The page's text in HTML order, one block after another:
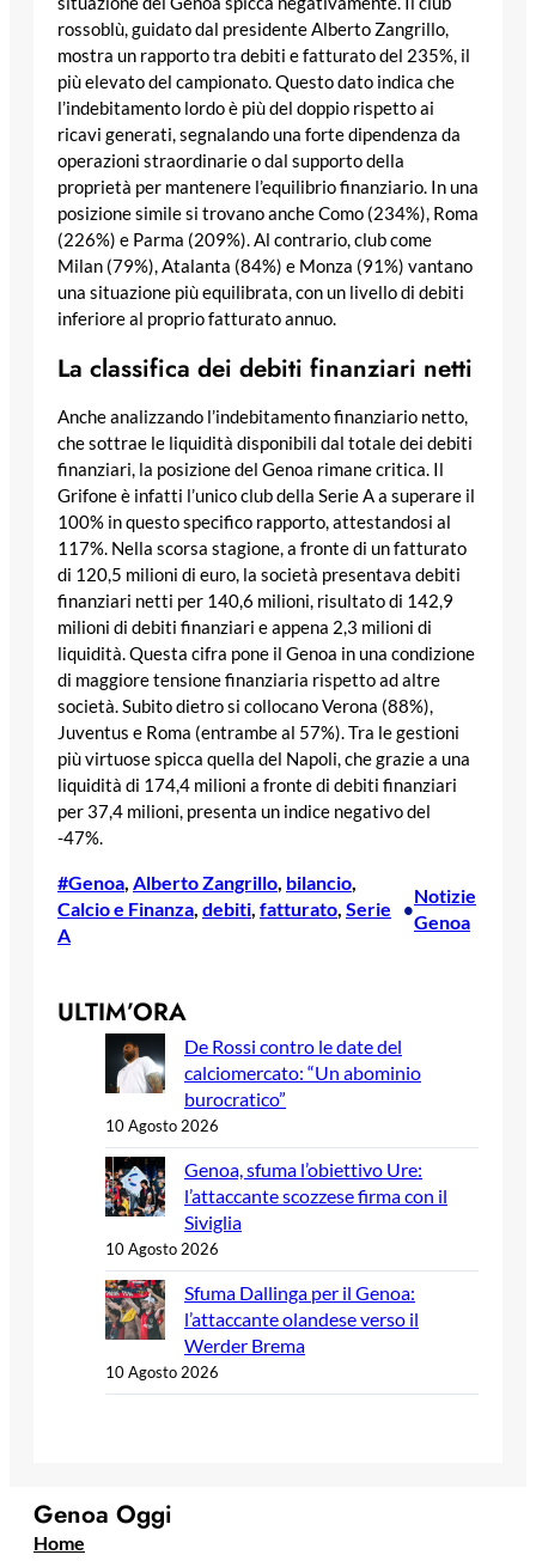
rossoblù, guidato dal presidente Alberto Zangrillo,
mostra un rapporto tra debiti e fatturato del 235%, il
più elevato del campionato. Questo dato indica che
l’indebitamento lordo è più del doppio rispetto ai
ricavi generati, segnalando una forte dipendenza da
operazioni straordinarie o dal supporto della
proprietà per mantenere l’equilibrio finanziario. In una
posizione simile si trovano anche Como (234%), Roma
(226%) e Parma (209%). Al contrario, club come
Milan (79%), Atalanta (84%) e Monza (91%) vantano
una situazione più equilibrata, con un livello di debiti
inferiore al proprio fatturato annuo.
La classifica dei debiti finanziari netti
Anche analizzando l’indebitamento finanziario netto,
che sottrae le liquidità disponibili dal totale dei debiti
finanziari, la posizione del Genoa rimane critica. Il
Grifone è infatti l’unico club della Serie A a superare il
100% in questo specifico rapporto, attestandosi al
117%. Nella scorsa stagione, a fronte di un fatturato
di 120,5 milioni di euro, la società presentava debiti
finanziari netti per 140,6 milioni, risultato di 142,9
milioni di debiti finanziari e appena 2,3 milioni di
liquidità. Questa cifra pone il Genoa in una condizione
di maggiore tensione finanziaria rispetto ad altre
società. Subito dietro si collocano Verona (88%),
Juventus e Roma (entrambe al 57%). Tra le gestioni
più virtuose spicca quella del Napoli, che grazie a una
liquidità di 174,4 milioni a fronte di debiti finanziari
per 37,4 milioni, presenta un indice negativo del
-47%.
#Genoa Alberto Zangrillo bilancio
Calcio e Finanza debiti fatturato Serie
A
•
Notizie
Genoa
ULTIM’ORA
De Rossi contro le date del
calciomercato: “Un abominio
burocratico”
10 Agosto 2026
Genoa, sfuma l’obiettivo Ure:
l’attaccante scozzese firma con il
Siviglia
10 Agosto 2026
Sfuma Dallinga per il Genoa:
l’attaccante olandese verso il
Werder Brema
10 Agosto 2026
Genoa Oggi
Home